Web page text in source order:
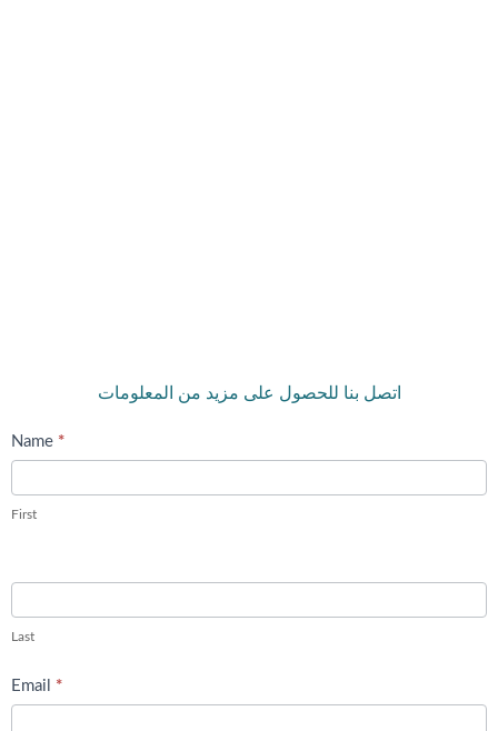
اتصل بنا للحصول على مزيد من المعلومات
Purchase
Name *
First
Last
Email *